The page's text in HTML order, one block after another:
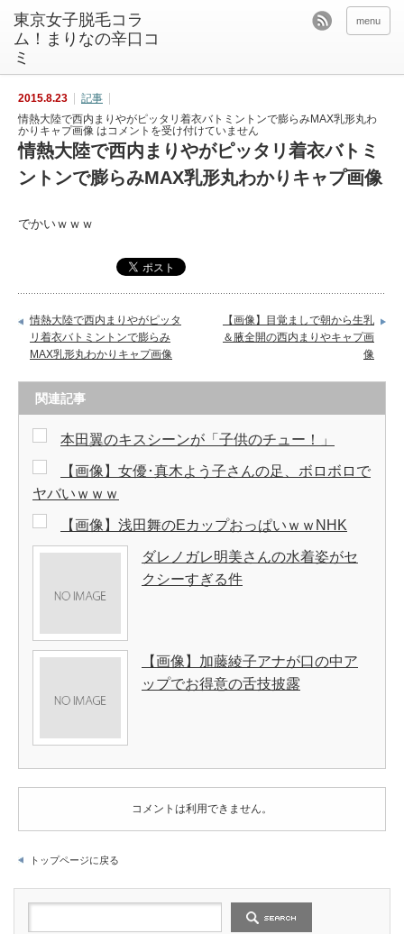
東京女子脱毛コラ
ム！まりなの辛口コ
ミ
menu
2015.8.23
記事
情熱大陸で西内まりやがピッタリ着衣バトミントンで膨らみMAX乳形丸わ
かりキャプ画像 はコメントを受け付けていません
情熱大陸で西内まりやがピッタリ着衣バトミ
ントンで膨らみMAX乳形丸わかりキャプ画像
でかいｗｗｗ
情熱大陸で西内まりやがピッタ
リ着衣バトミントンで膨らみ
MAX乳形丸わかりキャプ画像
【画像】目覚ましで朝から生乳
＆腋全開の西内まりやキャプ画
像
関連記事
本田翼のキスシーンが「子供のチュー！」
【画像】女優･真木よう子さんの足、ボロボロで
ヤバいｗｗｗ
【画像】浅田舞のEカップおっぱいｗｗNHK
ダレノガレ明美さんの水着姿がセ
クシーすぎる件
【画像】加藤綾子アナが口の中ア
ップでお得意の舌技披露
コメントは利用できません。
トップページに戻る